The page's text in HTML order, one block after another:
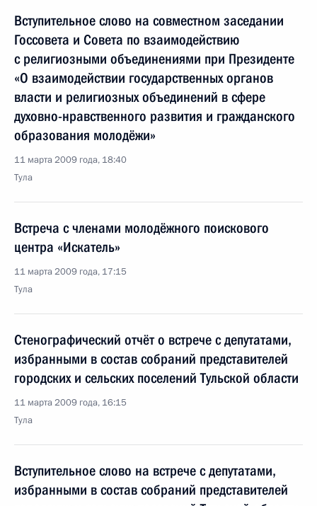
Вступительное слово на совместном заседании
Госсовета и Совета по взаимодействию
с религиозными объединениями при Президенте
«О взаимодействии государственных органов
власти и религиозных объединений в сфере
духовно-нравственного развития и гражданского
образования молодёжи»
11 марта 2009 года, 18:40
Тула
Встреча с членами молодёжного поискового
центра «Искатель»
11 марта 2009 года, 17:15
Тула
Стенографический отчёт о встрече с депутатами,
избранными в состав собраний представителей
городских и сельских поселений Тульской области
11 марта 2009 года, 16:15
Тула
Вступительное слово на встрече с депутатами,
избранными в состав собраний представителей